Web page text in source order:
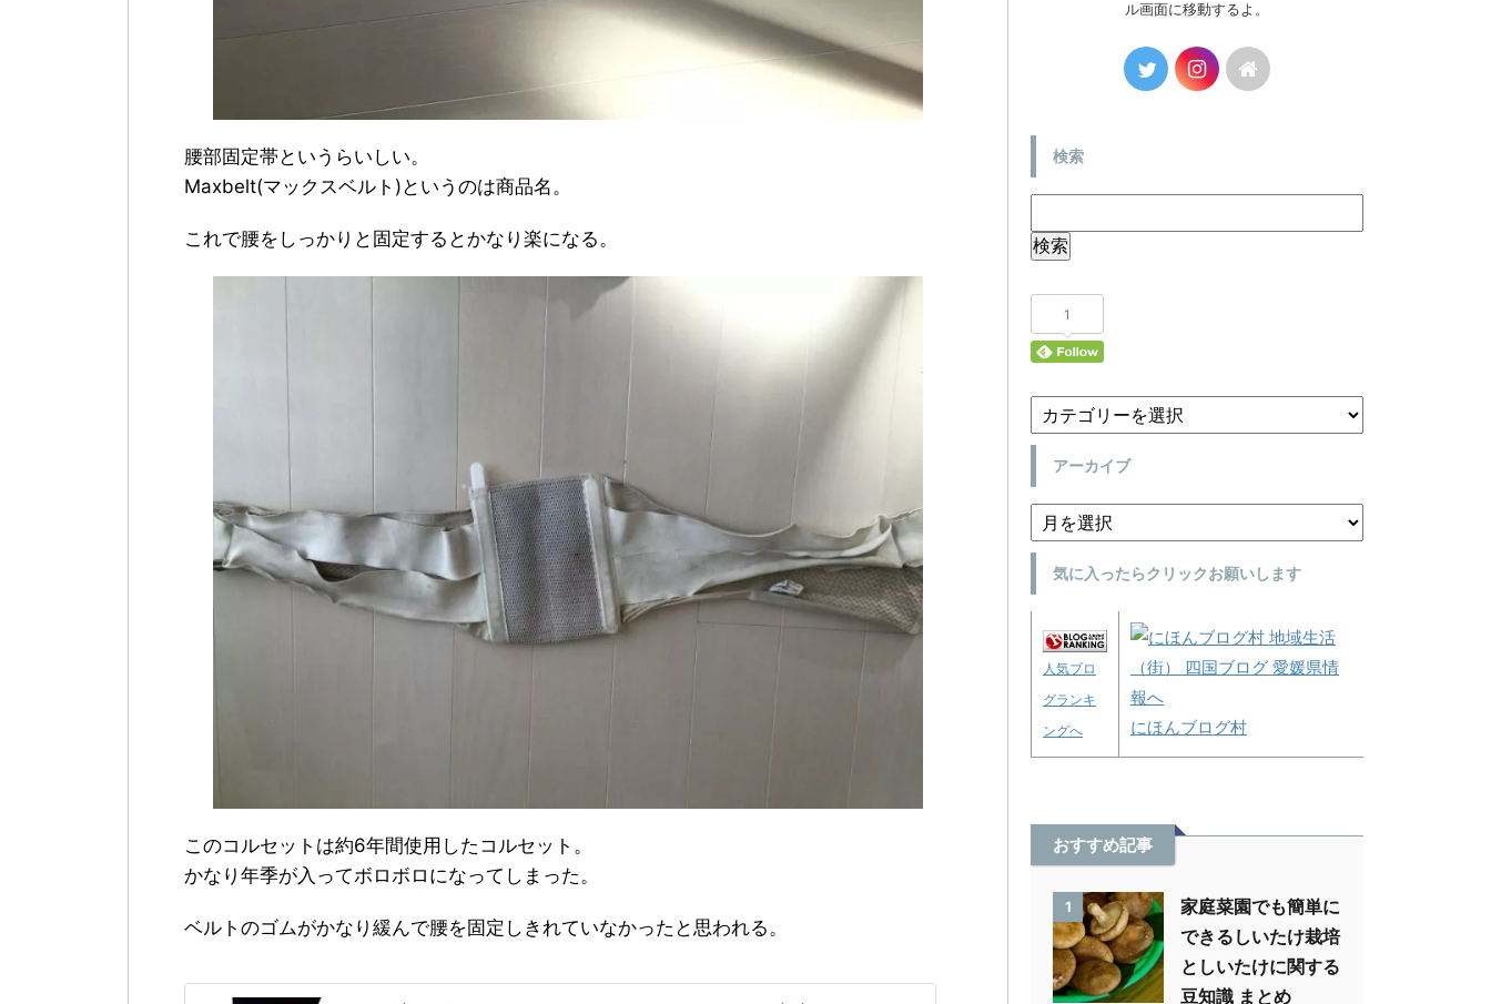
腰部固定帯というらいしい。
Maxbelt(マックスベルト)というのは商品名。
これで腰をしっかりと固定するとかなり楽になる。
このコルセットは約6年間使用したコルセット。
かなり年季が入ってボロボロになってしまった。
ベルトのゴムがかなり緩んで腰を固定しきれていなかったと思われる。
ル画面に移動するよ。
検索
1
アーカイブ
気に入ったらクリックお願いします
人気ブロ
グランキ
ングへ
にほんブログ村
おすすめ記事
1
家庭菜園でも簡単に
できるしいたけ栽培
としいたけに関する
豆知識 まとめ